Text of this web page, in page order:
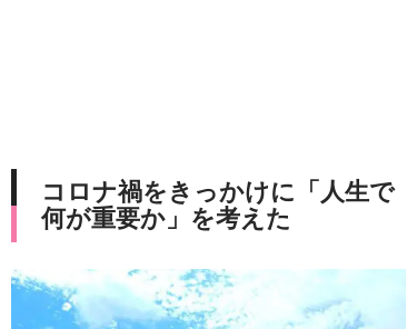
コロナ禍をきっかけに「人生で
何が重要か」を考えた